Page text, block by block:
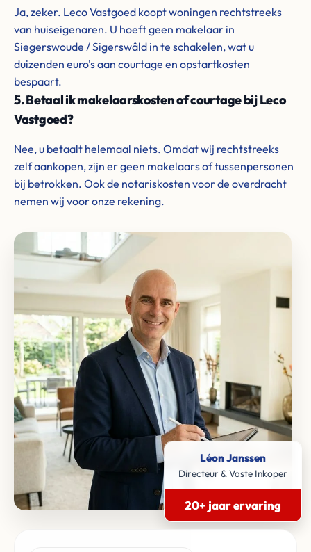
Ja, zeker. Leco Vastgoed koopt woningen rechtstreeks
van huiseigenaren. U hoeft geen makelaar in
Siegerswoude / Sigerswâld in te schakelen, wat u
duizenden euro's aan courtage en opstartkosten
bespaart.
5. Betaal ik makelaarskosten of courtage bij Leco
Vastgoed?
Nee, u betaalt helemaal niets. Omdat wij rechtstreeks
zelf aankopen, zijn er geen makelaars of tussenpersonen
bij betrokken. Ook de notariskosten voor de overdracht
nemen wij voor onze rekening.
Léon Janssen
Directeur & Vaste Inkoper
20+ jaar ervaring